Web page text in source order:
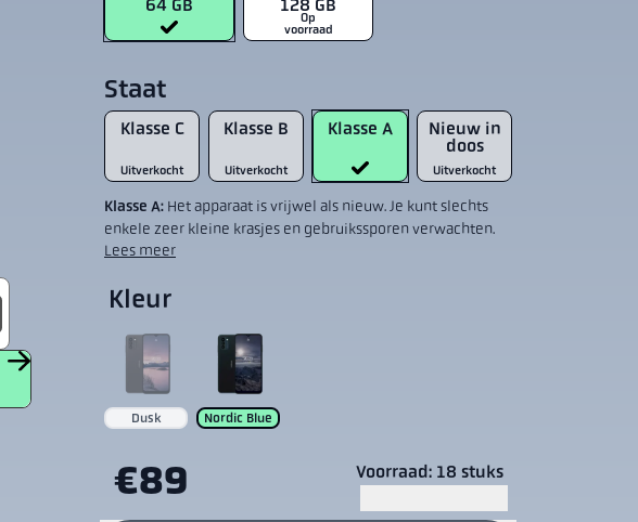
64 GB 128 GB
Op
voorraad
Staat
Klasse C
Uitverkocht
Klasse B
Uitverkocht
Klasse A
Nieuw in
doos
Uitverkocht
Klasse A: Het apparaat is vrijwel als nieuw. Je kunt slechts
enkele zeer kleine krasjes en gebruikssporen verwachten.
Lees meer
Kleur
Dusk Nordic Blue
€89 Voorraad: 18 stuks